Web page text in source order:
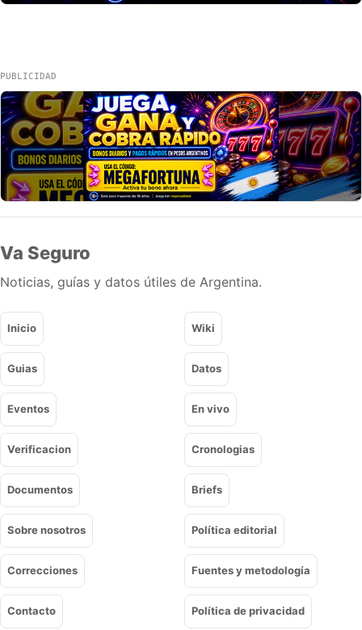
PUBLICIDAD
Va Seguro
Noticias, guías y datos útiles de Argentina.
Inicio Wiki
Guias Datos
Eventos En vivo
Verificacion Cronologias
Documentos Briefs
Sobre nosotros Política editorial
Correcciones Fuentes y metodología
Contacto Política de privacidad